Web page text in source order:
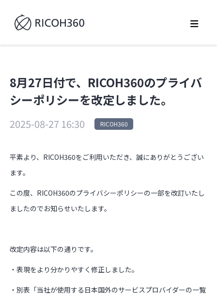
8月27日付で、RICOH360のプライバ
シーポリシーを改定しました。
2025-08-27 16:30 RICOH360
平素より、RICOH360をご利用いただき、誠にありがとうござい
ます。
この度、RICOH360のプライバシーポリシーの一部を改訂いたし
ましたのでお知らせいたします。
改定内容は以下の通りです。
・表現をより分かりやすく修正しました。
・別表「当社が使用する日本国外のサービスプロバイダーの一覧